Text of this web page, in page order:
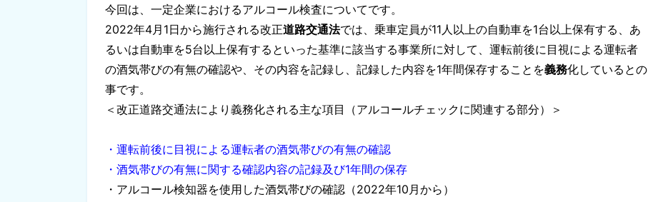
今回は、一定企業におけるアルコール検査についてです。
2022年4月1日から施行される改正道路交通法では、乗車定員が11人以上の自動車を1台以上保有する、あ
るいは自動車を5台以上保有するといった基準に該当する事業所に対して、運転前後に目視による運転者
の酒気帯びの有無の確認や、その内容を記録し、記録した内容を1年間保存することを義務化しているとの
事です。
＜改正道路交通法により義務化される主な項目（アルコールチェックに関連する部分）＞
・運転前後に目視による運転者の酒気帯びの有無の確認
・酒気帯びの有無に関する確認内容の記録及び1年間の保存
・アルコール検知器を使用した酒気帯びの確認（2022年10月から）